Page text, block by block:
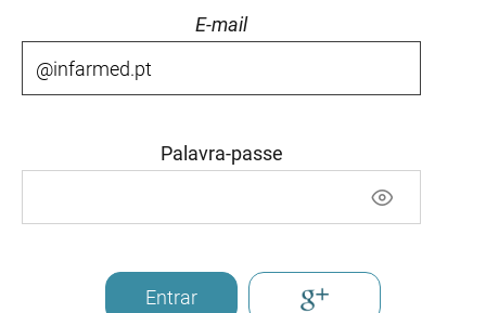
E-mail
Palavra-passe
Entrar